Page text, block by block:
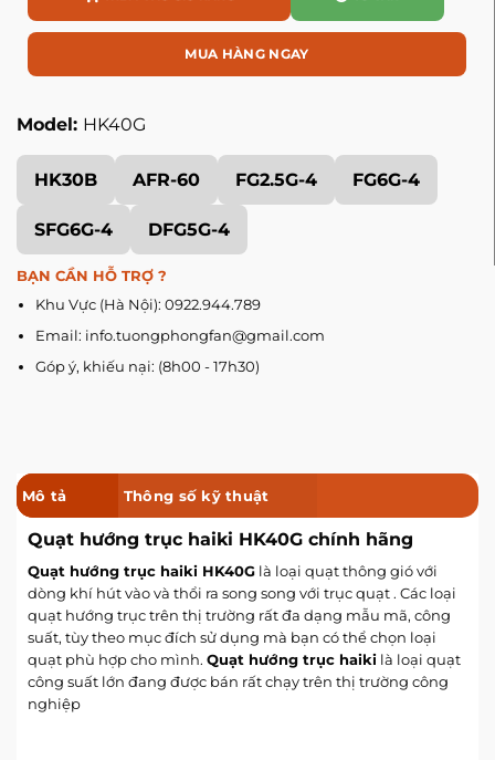
MUA HÀNG NGAY
Model: HK40G
HK30B AFR-60 FG2.5G-4 FG6G-4
SFG6G-4 DFG5G-4
BẠN CẦN HỖ TRỢ ?
Khu Vực (Hà Nội): 0922.944.789
Email: info.tuongphongfan@gmail.com
Góp ý, khiếu nại: (8h00 - 17h30)
Mô tả Thông số kỹ thuật
Quạt hướng trục haiki HK40G chính hãng
Quạt hướng trục haiki HK40G là loại quạt thông gió với
dòng khí hút vào và thổi ra song song với trục quạt . Các loại
quạt hướng trục trên thị trường rất đa dạng mẫu mã, công
suất, tùy theo mục đích sử dụng mà bạn có thể chọn loại
quạt phù hợp cho mình. Quạt hướng trục haiki là loại quạt
công suất lớn đang được bán rất chạy trên thị trường công
nghiệp